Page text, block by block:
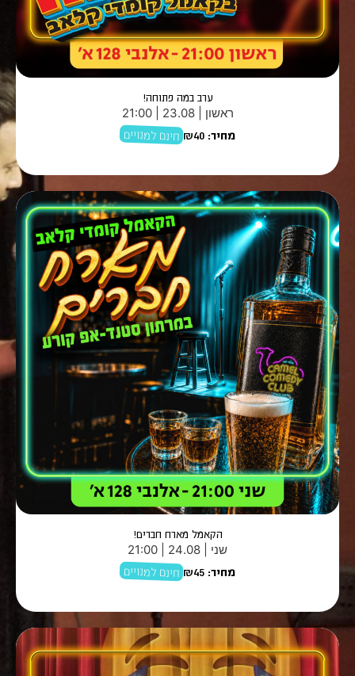
ערב במה פתוחה!
ראשון | 23.08 | 21:00
מחיר: ₪40 חינם למנויים
הקאמל מארח חברים!
שני | 24.08 | 21:00
מחיר: ₪45 חינם למנויים